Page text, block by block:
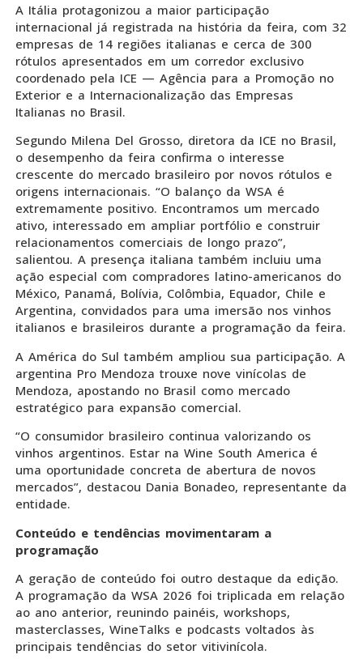
A Itália protagonizou a maior participação
internacional já registrada na história da feira, com 32
empresas de 14 regiões italianas e cerca de 300
rótulos apresentados em um corredor exclusivo
coordenado pela ICE — Agência para a Promoção no
Exterior e a Internacionalização das Empresas
Italianas no Brasil.
Segundo Milena Del Grosso, diretora da ICE no Brasil,
o desempenho da feira confirma o interesse
crescente do mercado brasileiro por novos rótulos e
origens internacionais. “O balanço da WSA é
extremamente positivo. Encontramos um mercado
ativo, interessado em ampliar portfólio e construir
relacionamentos comerciais de longo prazo”,
salientou. A presença italiana também incluiu uma
ação especial com compradores latino-americanos do
México, Panamá, Bolívia, Colômbia, Equador, Chile e
Argentina, convidados para uma imersão nos vinhos
italianos e brasileiros durante a programação da feira.
A América do Sul também ampliou sua participação. A
argentina Pro Mendoza trouxe nove vinícolas de
Mendoza, apostando no Brasil como mercado
estratégico para expansão comercial.
“O consumidor brasileiro continua valorizando os
vinhos argentinos. Estar na Wine South America é
uma oportunidade concreta de abertura de novos
mercados”, destacou Dania Bonadeo, representante da
entidade.
Conteúdo e tendências movimentaram a
programação
A geração de conteúdo foi outro destaque da edição.
A programação da WSA 2026 foi triplicada em relação
ao ano anterior, reunindo painéis, workshops,
masterclasses, WineTalks e podcasts voltados às
principais tendências do setor vitivinícola.